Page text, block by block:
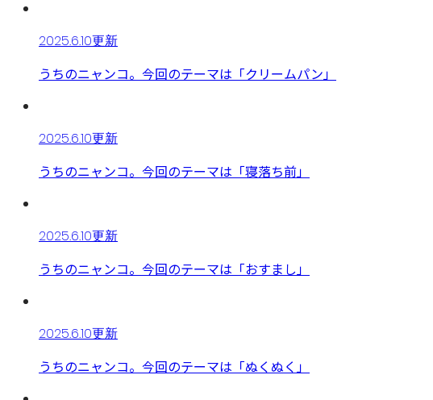
2025.6.10更新
うちのニャンコ。今回のテーマは「クリームパン」
2025.6.10更新
うちのニャンコ。今回のテーマは「寝落ち前」
2025.6.10更新
うちのニャンコ。今回のテーマは「おすまし」
2025.6.10更新
うちのニャンコ。今回のテーマは「ぬくぬく」